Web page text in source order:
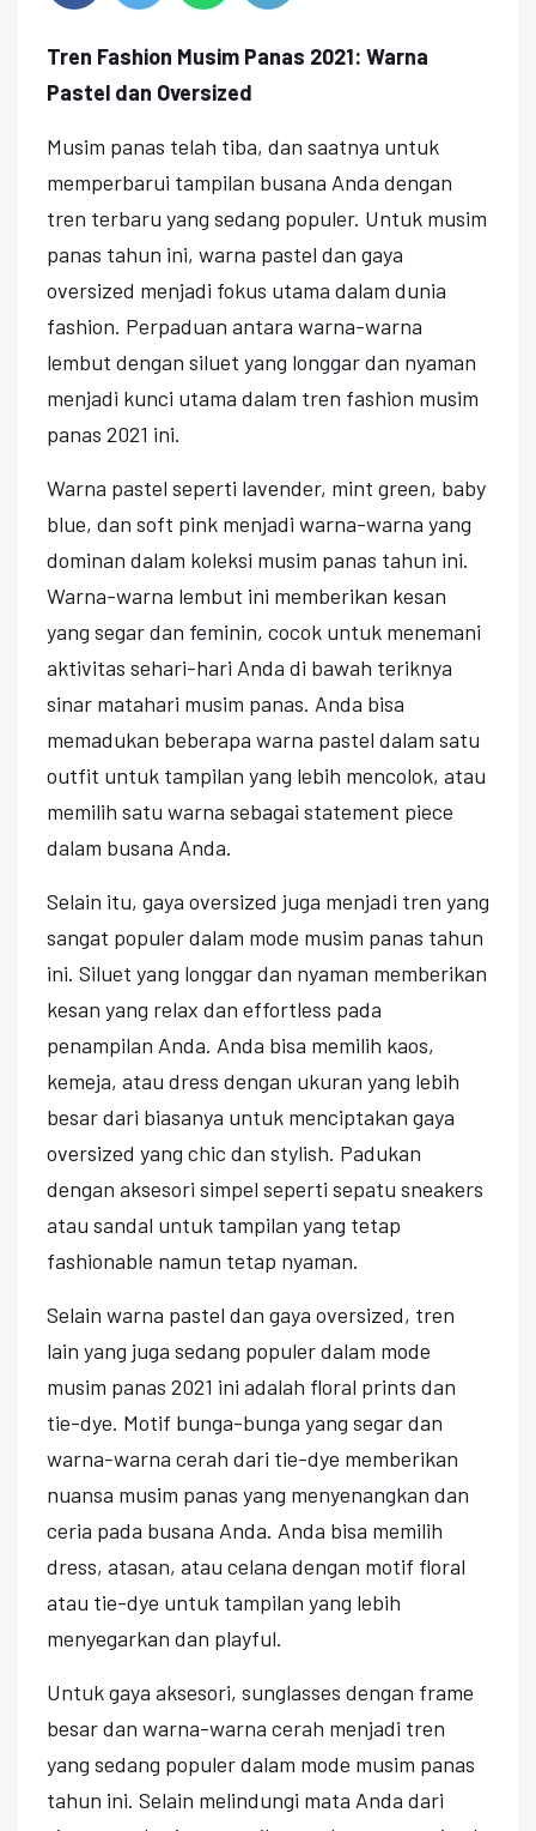
Tren Fashion Musim Panas 2021: Warna
Pastel dan Oversized
Musim panas telah tiba, dan saatnya untuk
memperbarui tampilan busana Anda dengan
tren terbaru yang sedang populer. Untuk musim
panas tahun ini, warna pastel dan gaya
oversized menjadi fokus utama dalam dunia
fashion. Perpaduan antara warna-warna
lembut dengan siluet yang longgar dan nyaman
menjadi kunci utama dalam tren fashion musim
panas 2021 ini.
Warna pastel seperti lavender, mint green, baby
blue, dan soft pink menjadi warna-warna yang
dominan dalam koleksi musim panas tahun ini.
Warna-warna lembut ini memberikan kesan
yang segar dan feminin, cocok untuk menemani
aktivitas sehari-hari Anda di bawah teriknya
sinar matahari musim panas. Anda bisa
memadukan beberapa warna pastel dalam satu
outfit untuk tampilan yang lebih mencolok, atau
memilih satu warna sebagai statement piece
dalam busana Anda.
Selain itu, gaya oversized juga menjadi tren yang
sangat populer dalam mode musim panas tahun
ini. Siluet yang longgar dan nyaman memberikan
kesan yang relax dan effortless pada
penampilan Anda. Anda bisa memilih kaos,
kemeja, atau dress dengan ukuran yang lebih
besar dari biasanya untuk menciptakan gaya
oversized yang chic dan stylish. Padukan
dengan aksesori simpel seperti sepatu sneakers
atau sandal untuk tampilan yang tetap
fashionable namun tetap nyaman.
Selain warna pastel dan gaya oversized, tren
lain yang juga sedang populer dalam mode
musim panas 2021 ini adalah floral prints dan
tie-dye. Motif bunga-bunga yang segar dan
warna-warna cerah dari tie-dye memberikan
nuansa musim panas yang menyenangkan dan
ceria pada busana Anda. Anda bisa memilih
dress, atasan, atau celana dengan motif floral
atau tie-dye untuk tampilan yang lebih
menyegarkan dan playful.
Untuk gaya aksesori, sunglasses dengan frame
besar dan warna-warna cerah menjadi tren
yang sedang populer dalam mode musim panas
tahun ini. Selain melindungi mata Anda dari